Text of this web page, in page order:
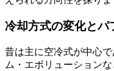
冷却方式の変化とパ
昔は主に空冷式が中心
ム・エボリューション